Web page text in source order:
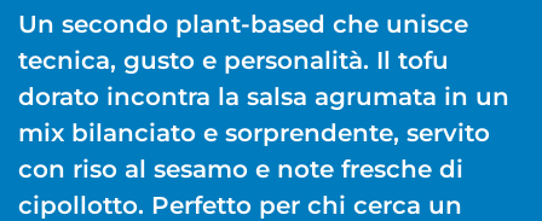
Un secondo plant-based che unisce
tecnica, gusto e personalità. Il tofu
dorato incontra la salsa agrumata in un
mix bilanciato e sorprendente, servito
con riso al sesamo e note fresche di
cipollotto. Perfetto per chi cerca un